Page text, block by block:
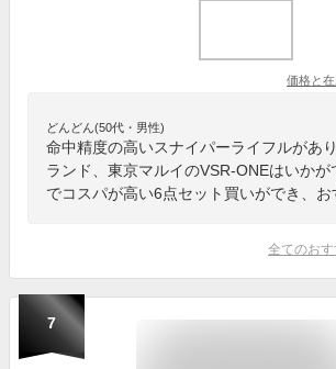
価格と
どんどん(50代・男性)
命中精度の高いスナイパーライフルがあ
ランド、東京マルイのVSR-ONEはいか
でコスパが高い6点セット買いができ、お
全てのおす
7